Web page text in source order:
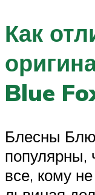
Как
Blue
Блесны Блю
популярны,
все, кому